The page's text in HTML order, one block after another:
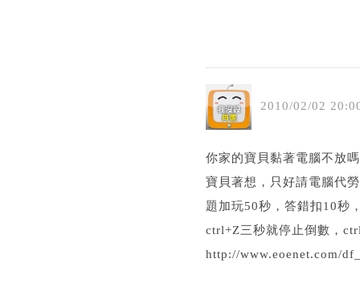
2010/02/02 20:
你家的寶貝黏著電腦不放
寶貝著想，只好請電腦代
題加玩50秒，答錯扣10秒
ctrl+Z三秒就停止倒數，
http://www.eoenet.com/